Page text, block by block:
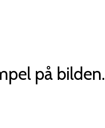
på bilden.